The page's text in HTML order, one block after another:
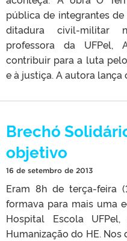
pública de integrantes
ditadura civil-militar
professora da UFPel,
contribuir para a luta
e à justiça. A autora lança
Brechó
objetivo
16 de setembro de 2013
Eram 8h de terça-feira
formava para mais uma
Hospital Escola
Humanização do HE. Nos